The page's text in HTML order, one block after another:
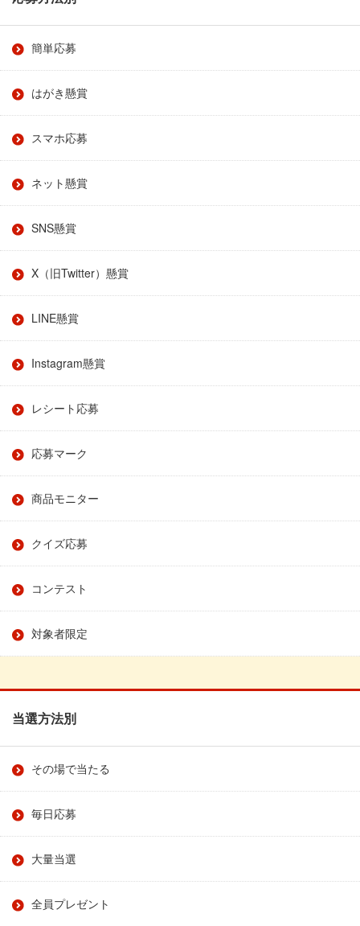
簡単応募
はがき懸賞
スマホ応募
ネット懸賞
SNS懸賞
X（旧Twitter）懸賞
LINE懸賞
Instagram懸賞
レシート応募
応募マーク
商品モニター
クイズ応募
コンテスト
対象者限定
当選方法別
その場で当たる
毎日応募
大量当選
全員プレゼント